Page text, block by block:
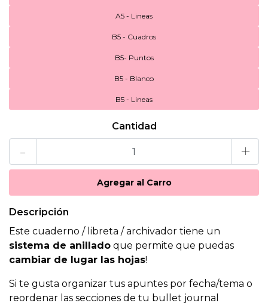
A5 - Lineas
B5 - Cuadros
B5- Puntos
B5 - Blanco
B5 - Lineas
Cantidad
- +
Descripción
Este cuaderno / libreta / archivador tiene un
sistema de anillado que permite que puedas
cambiar de lugar las hojas!
Si te gusta organizar tus apuntes por fecha/tema o
reordenar las secciones de tu bullet journal